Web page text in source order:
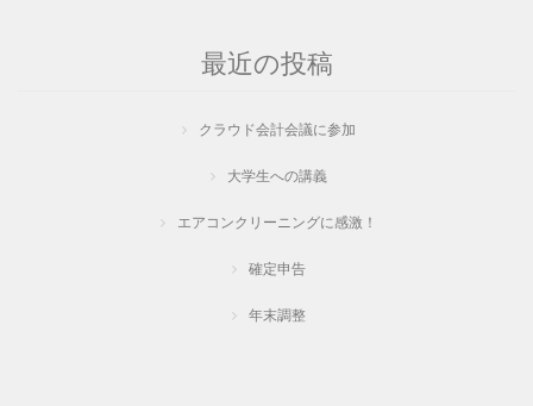
最近の投稿
クラウド会計会議に参加
大学生への講義
エアコンクリーニングに感激！
確定申告
年末調整